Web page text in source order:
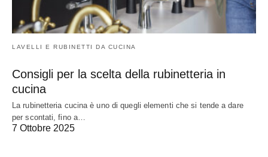
LAVELLI E RUBINETTI DA CUCINA
Consigli per la scelta della rubinetteria in
cucina
La rubinetteria cucina è uno di quegli elementi che si tende a dare
per scontati, fino a…
7 Ottobre 2025